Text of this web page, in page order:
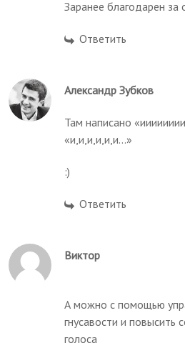
Заранее благодарен за
Ответить
Александр Зубков
Там написано
«и,и,и,и,и,и...»
:)
Ответить
Виктор
А можно с помощью
гнусавости и повысить
голоса